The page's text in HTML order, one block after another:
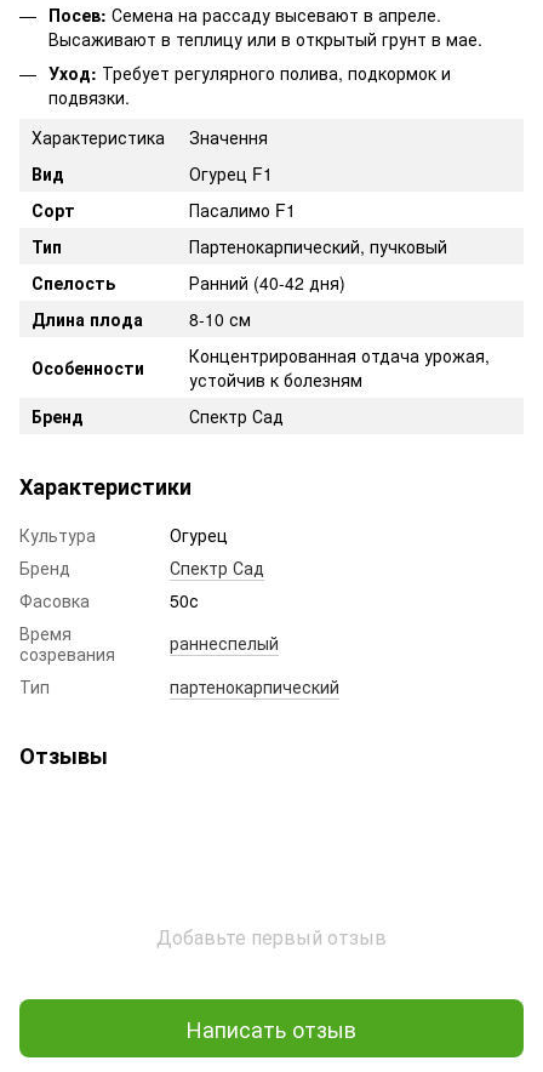
Посев: Семена на рассаду высевают в апреле.
Высаживают в теплицу или в открытый грунт в мае.
Уход: Требует регулярного полива, подкормок и
подвязки.
Характеристика
Значення
Вид
Огурец F1
Сорт
Пасалимо F1
Тип
Партенокарпический, пучковый
Спелость
Ранний (40-42 дня)
Длина плода
8-10 см
Особенности
Концентрированная отдача урожая,
устойчив к болезням
Бренд
Спектр Сад
Характеристики
Культура
Огурец
Бренд
Спектр Сад
Фасовка
50с
Время
созревания
раннеспелый
Тип
партенокарпический
Отзывы
Добавьте первый отзыв
Написать отзыв